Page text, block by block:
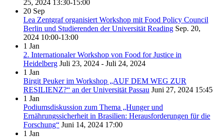
25, 2024 13:30-15:00
20 Sep
Lea Zentgraf organisiert Workshop mit Food Policy Council
Berlin und Studierenden der Universität Reading Sep. 20,
2024 10:00-13:00
1 Jan
2. Internationaler Workshop von Food for Justice in
Heidelberg Juli 23, 2024 - Juli 24, 2024
1 Jan
Birgit Peuker im Workshop „AUF DEM WEG ZUR
RESILIENZ?“ an der Universität Passau Juni 27, 2024 15:45
1 Jan
Podiumsdiskussion zum Thema „Hunger und
Ernährungssicherheit in Brasilien: Herausforderungen für die
Forschung“ Juni 14, 2024 17:00
1 Jan